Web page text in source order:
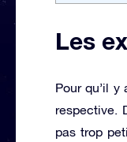
Les
Pour qu’il
respective.
pas trop